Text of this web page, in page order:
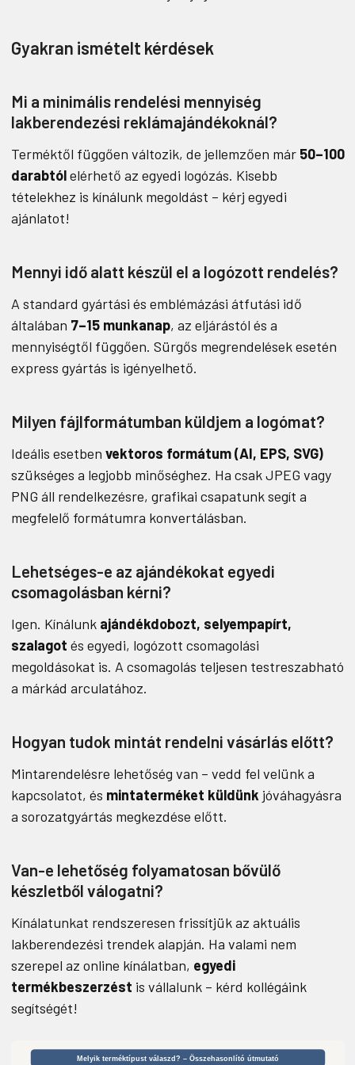
Gyakran ismételt kérdések
Mi a minimális rendelési mennyiség
lakberendezési reklámajándékoknál?
Terméktől függően változik, de jellemzően már 50–100
darabtólelérhető az egyedi logózás. Kisebb
tételekhez is kínálunk megoldást – kérj egyedi
ajánlatot!
Mennyi idő alatt készül el a logózott rendelés?
A standard gyártási és emblémázási átfutási idő
általában 7–15 munkanap, az eljárástól és a
mennyiségtől függően. Sürgős megrendelések esetén
express gyártás is igényelhető.
Milyen fájlformátumban küldjem a logómat?
Ideális esetben vektoros formátum (AI, EPS, SVG)
szükséges a legjobb minőséghez. Ha csak JPEG vagy
PNG áll rendelkezésre, grafikai csapatunk segít a
megfelelő formátumra konvertálásban.
Lehetséges-e az ajándékokat egyedi
csomagolásban kérni?
Igen. Kínálunk ajándékdobozt, selyempapírt,
szalagot és egyedi, logózott csomagolási
megoldásokat is. A csomagolás teljesen testreszabható
a márkád arculatához.
Hogyan tudok mintát rendelni vásárlás előtt?
Mintarendelésre lehetőség van – vedd fel velünk a
kapcsolatot, és mintaterméket küldünk jóváhagyásra
a sorozatgyártás megkezdése előtt.
Van-e lehetőség folyamatosan bővülő
készletből válogatni?
Kínálatunkat rendszeresen frissítjük az aktuális
lakberendezési trendek alapján. Ha valami nem
szerepel az online kínálatban, egyedi
termékbeszerzést is vállalunk – kérd kollégáink
segítségét!
Melyik terméktípust válaszd? – Összehasonlító útmutató